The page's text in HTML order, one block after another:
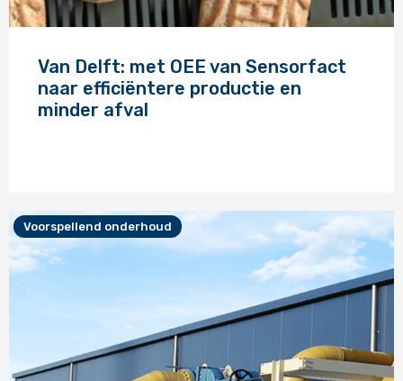
Van Delft: met OEE van Sensorfact
naar efficiëntere productie en
minder afval
meer
Voorspellend onderhoud